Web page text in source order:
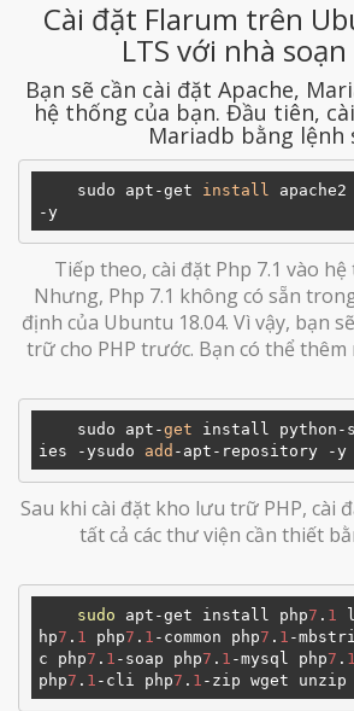
Cài đặt Flarum trên
LTS với nhà
Bạn sẽ cần cài đặt Apache,
hệ thống của bạn. Đầu tiên,
Mariadb bằng lệnh
    sudo apt-get
install
Tiếp theo, cài đặt Php 7.1 vào
Nhưng, Php 7.1 không có sẵn
định của Ubuntu 18.04. Vì vậy, bạn
trữ cho PHP trước. Bạn có thể thêm
    sudo apt-
get install python-
ies -ysudo add
Sau khi cài đặt kho lưu trữ PHP, cài
tất cả các thư viện cần thiết
sudo apt-get install php7 . 1
hp7 . 1 php7 . 1 -common php7 . 1 -
c php7 . 1 -soap php7 . 1 -mysql php7 . 1
php7 . 1 -cli php7 . 1